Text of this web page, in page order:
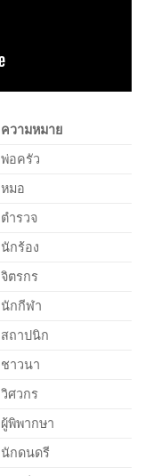
ความหมาย
พ่อครัว
หมอ
ตำรวจ
นักร้อง
จิตรกร
นักกีฬา
สถาปนิก
ชาวนา
วิศวกร
ผู้พิพากษา
นักดนดรี